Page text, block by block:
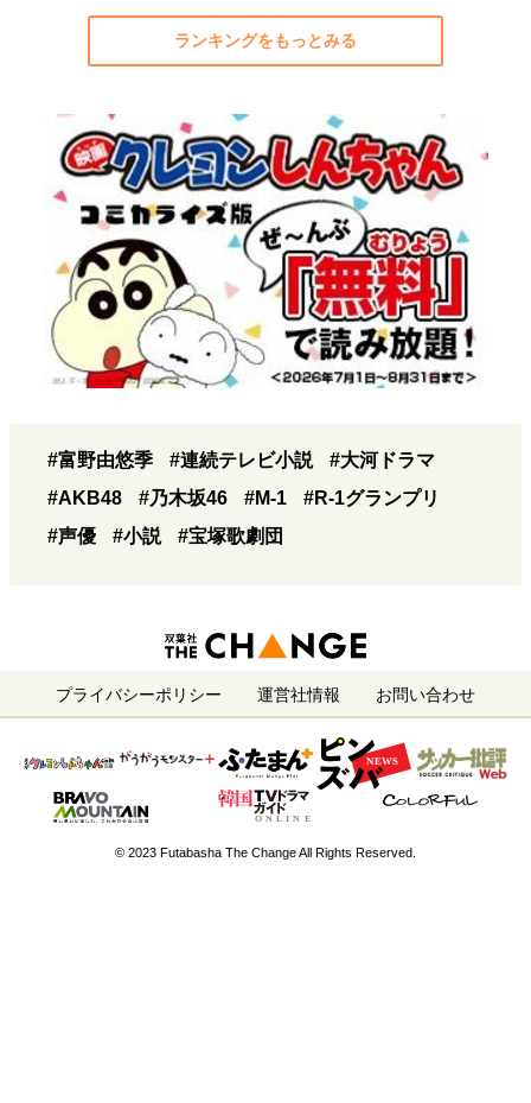
ランキングをもっとみる
#富野由悠季 #連続テレビ小説
#大河ドラマ
#AKB48
#乃木坂46 #M-1
#R-1グランプリ
#声優
#小説 #宝塚歌劇団
プライバシーポリシー 運営社情報 お問い合わせ
© 2023 Futabasha The Change All Rights Reserved.